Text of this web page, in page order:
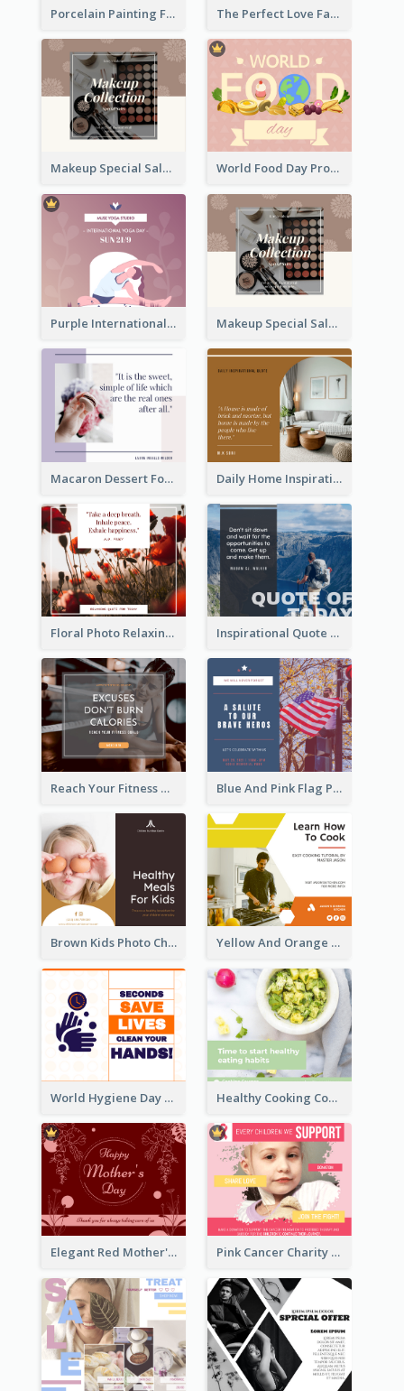
Porcelain Painting Facebook Post The Perfect Love Facebook Post
Makeup Special Sale Facebook Post World Food Day Promote Facebook Post
Purple International Yoga Day Facebook Post Design Makeup Special Sale Facebook Post
Macaron Dessert Food Facebook Post Daily Home Inspirational Quote Facebook Post
Floral Photo Relaxing Quote Facebook Post Inspirational Quote Of Today Facebook Post
Reach Your Fitness Goals Facebook Post Blue And Pink Flag Photo Memorial Day Facebook Post
Brown Kids Photo Children Meal Cooking Facebook Post Yellow And Orange Kitchen Photo Cooking Class Facebook Post
World Hygiene Day Facebook Post Healthy Cooking Courses Facebook Post
Elegant Red Mother's Day Facebook Post With Floral Decorations Pink Cancer Charity Facebook Post